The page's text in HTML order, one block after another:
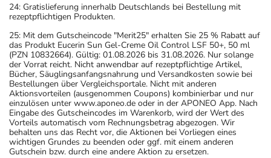
24: Gratislieferung innerhalb Deutschlands bei Bestellung mit
rezeptpflichtigen Produkten.
25: Mit dem Gutscheincode "Merit25" erhalten Sie 25 % Rabatt auf
das Produkt Eucerin Sun Gel-Creme Oil Control LSF 50+, 50 ml
(PZN 10832664). Gültig: 01.08.2026 bis 31.08.2026. Nur solange
der Vorrat reicht. Nicht anwendbar auf rezeptpflichtige Artikel,
Bücher, Säuglingsanfangsnahrung und Versandkosten sowie bei
Bestellungen über Vergleichsportale. Nicht mit anderen
Aktionsvorteilen (ausgenommen Coupons) kombinierbar und nur
einzulösen unter www.aponeo.de oder in der APONEO App. Nach
Eingabe des Gutscheincodes im Warenkorb, wird der Wert des
Vorteils automatisch vom Rechnungsbetrag abgezogen. Wir
behalten uns das Recht vor, die Aktionen bei Vorliegen eines
wichtigen Grundes zu beenden oder ggf. mit einem anderen
Gutschein bzw. durch eine andere Aktion zu ersetzen.